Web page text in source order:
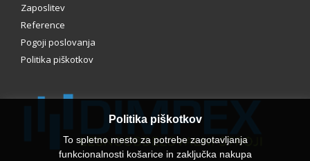
Politika piškotkov
To spletno mesto za potrebe zagotavljanja
funkcionalnosti košarice in zaključka nakupa
Zaposlitev
Reference
Pogoji poslovanja
Politika piškotkov